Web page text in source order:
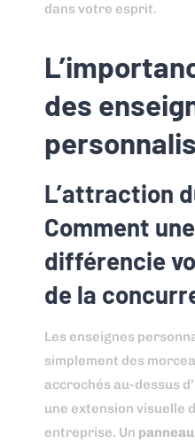
dans votre esprit.
des
L’attraction
Comment
différencie
de la
Les enseignes
simplement des
accrochés au-dessus
une extension visuelle
entreprise. Un